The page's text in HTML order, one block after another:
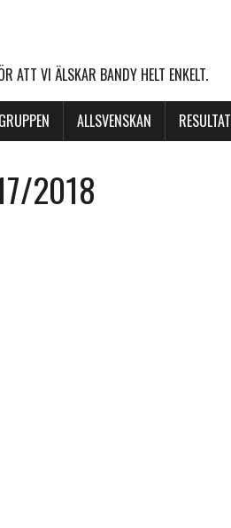
ATT VI ÄLSKAR BANDY HELT ENKELT.
ALLSVENSKAN RESULTAT
2018